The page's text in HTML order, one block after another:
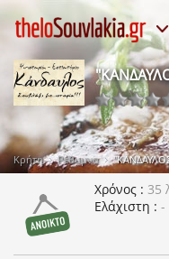
Κρήτη Ρέθυμνο
Χρόνος
35
Ελάχιστη
-